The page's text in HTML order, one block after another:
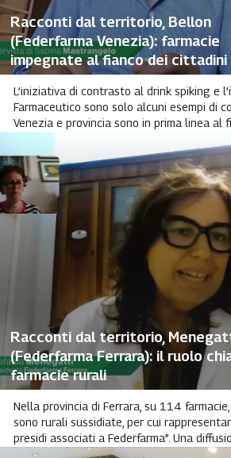
Racconti dal territorio, Bellon
(Federfarma Venezia): farmacie
impegnate al fianco dei cittadini
L’iniziativa di contrasto al drink spiking e
Farmaceutico sono solo alcuni esempi di
Venezia e provincia sono in prima linea al
Racconti dal territorio,
(Federfarma Ferrara): il ruolo
farmacie rurali
Nella provincia di Ferrara, su 114
sono rurali sussidiate, per cui
presidi associati a Federfarma”. Una